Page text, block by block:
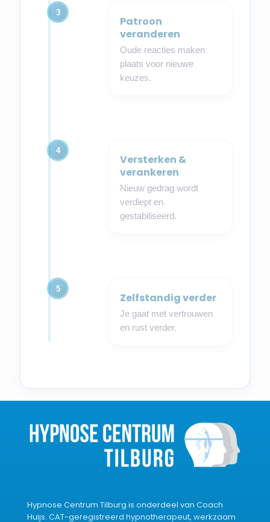
3
Patroon
veranderen
Oude reacties maken
plaats voor nieuwe
keuzes.
4
Versterken &
verankeren
Nieuw gedrag wordt
verdiept en
gestabiliseerd.
5
Zelfstandig verder
Je gaat met vertrouwen
en rust verder.
Hypnose Centrum Tilburg is onderdeel van Coach
Huijs. CAT-geregistreerd hypnotherapeut, werkzaam